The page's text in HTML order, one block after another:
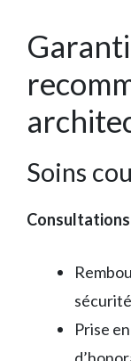
Soins
Prise